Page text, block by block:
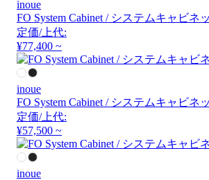
inoue
FO System Cabinet / システムキャビネ
定価/上代:
¥77,400 ~
inoue
FO System Cabinet / システムキャビネ
定価/上代:
¥57,500 ~
inoue